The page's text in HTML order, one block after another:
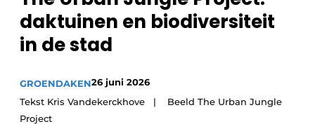
Privacy / Cookie statement
Vacature aanmelden
Video’s
daktuinen en biodiversiteit
in de stad
GROENDAKEN26 juni 2026
Tekst Kris Vandekerckhove | Beeld The Urban Jungle
Project